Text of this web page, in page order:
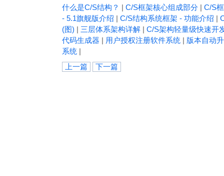
什么是C/S结构？ | C/S框架核心组成部分 | C/S
- 5.1旗舰版介绍 | C/S结构系统框架 - 功能介绍 |
(图) | 三层体系架构详解 | C/S架构轻量级快速开
代码生成器 | 用户授权注册软件系统 | 版本自动
系统 |
上一篇
下一篇